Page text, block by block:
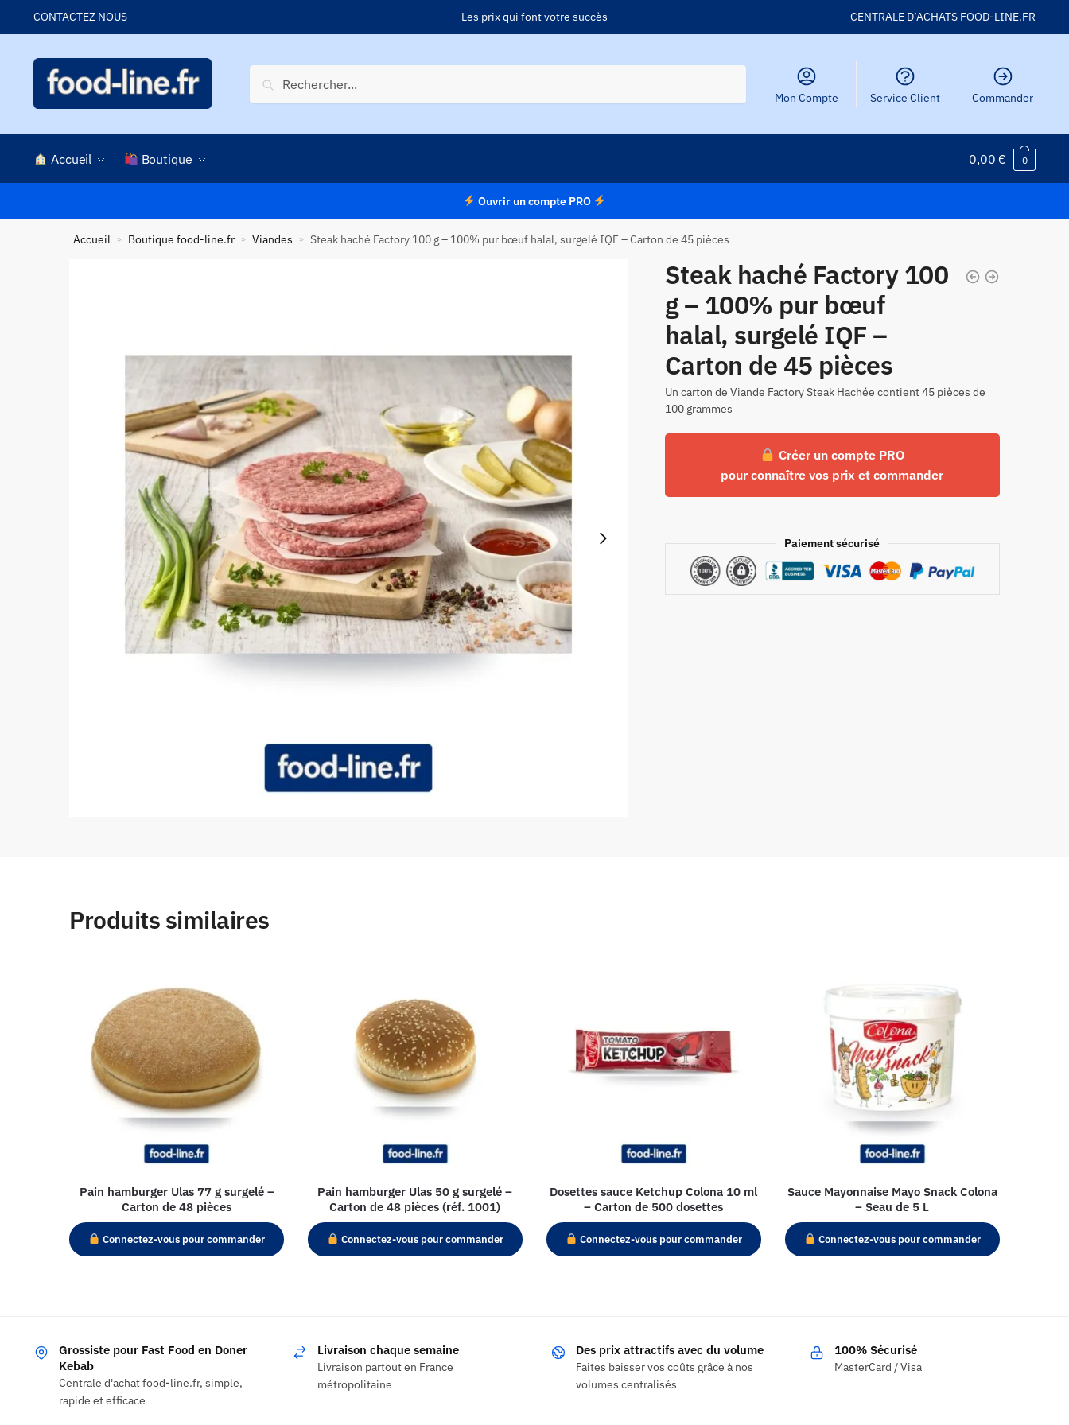
CONTACTEZ NOUS Les prix qui font votre succès CENTRALE D’ACHATS FOOD-LINE.FR
pour :
Recherche
Mon Compte Service Client Commander
Accueil Boutique 0,00 € 0
Ouvrir un compte PRO
Accueil » Boutique food-line.fr » Viandes » Steak haché Factory 100 g – 100% pur bœuf halal, surgelé IQF – Carton de 45 pièces
Steak haché Factory 100
g – 100% pur bœuf
halal, surgelé IQF –
Carton de 45 pièces
Un carton de Viande Factory Steak Hachée contient 45 pièces de
100 grammes
Créer un compte PRO
pour connaître vos prix et commander
Paiement sécurisé
Produits similaires
Pain hamburger Ulas 77 g surgelé –
Carton de 48 pièces
Connectez-vous pour commander
Pain hamburger Ulas 50 g surgelé –
Carton de 48 pièces (réf. 1001)
Connectez-vous pour commander
Dosettes sauce Ketchup Colona 10 ml
– Carton de 500 dosettes
Connectez-vous pour commander
Sauce Mayonnaise Mayo Snack Colona
– Seau de 5 L
Connectez-vous pour commander
Grossiste pour Fast Food en Doner
Kebab
Centrale d'achat food-line.fr, simple,
rapide et efficace
Livraison chaque semaine
Livraison partout en France
métropolitaine
Des prix attractifs avec du volume
Faites baisser vos coûts grâce à nos
volumes centralisés
100% Sécurisé
MasterCard / Visa